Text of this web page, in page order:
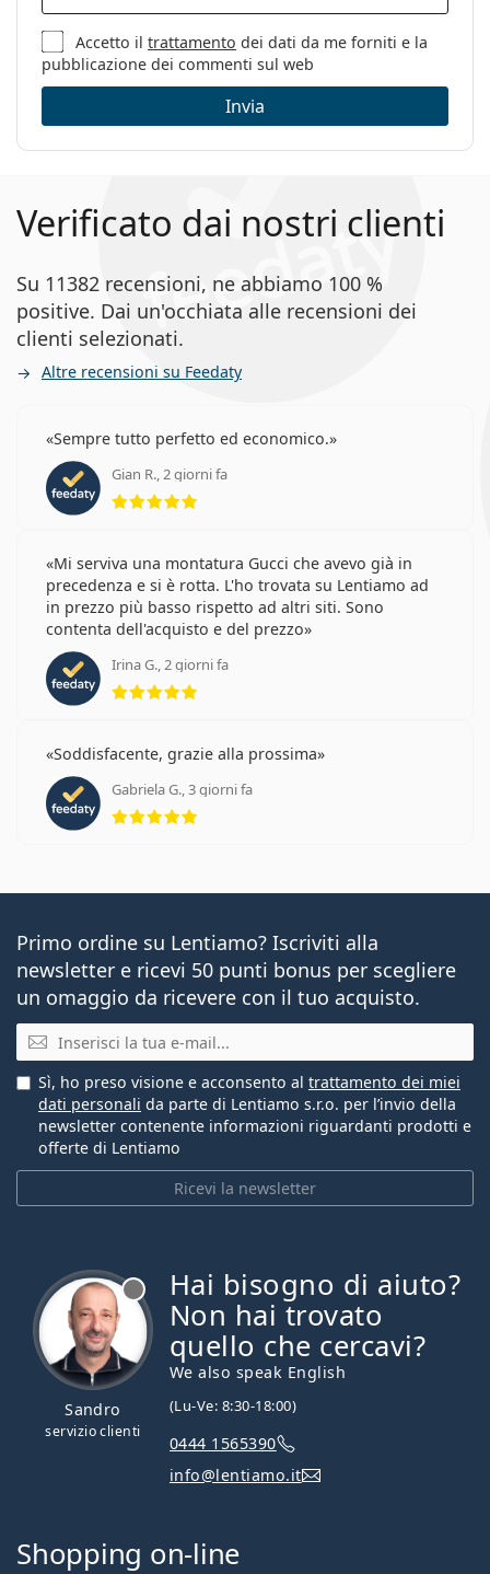
Accetto iltrattamento dei dati da me forniti e la
pubblicazione dei commenti sul web
Invia
Verificato dai nostri clienti
Su 11382 recensioni, ne abbiamo 100 %
positive. Dai un'occhiata alle recensioni dei
clienti selezionati.
Altre recensioni su Feedaty
Sempre tutto perfetto ed economico.
Gian R., 2 giorni fa
Mi serviva una montatura Gucci che avevo già in
precedenza e si è rotta. L'ho trovata su Lentiamo ad
in prezzo più basso rispetto ad altri siti. Sono
contenta dell'acquisto e del prezzo
Irina G., 2 giorni fa
Soddisfacente, grazie alla prossima
Gabriela G., 3 giorni fa
valutazione 5 di 5
Primo ordine su Lentiamo? Iscriviti alla
newsletter e ricevi 50 punti bonus per scegliere
un omaggio da ricevere con il tuo acquisto.
E-mail
Ricevi la newsletter
Sì, ho preso visione e acconsento al trattamento dei miei
dati personali da parte di Lentiamo s.r.o. per l’invio della
newsletter contenente informazioni riguardanti prodotti e
offerte di Lentiamo
Sandro
servizio clienti
Hai bisogno di aiuto?
Non hai trovato
quello che cercavi?
We also speak English
(Lu-Ve: 8:30-18:00)
0444 1565390
info@lentiamo.it
Shopping on-line